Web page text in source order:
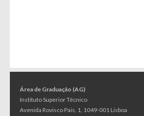
Área de Graduação (AG)
Instituto Superior Técnico
Avenida Rovisco Pais, 1, 1049-001 Lisboa